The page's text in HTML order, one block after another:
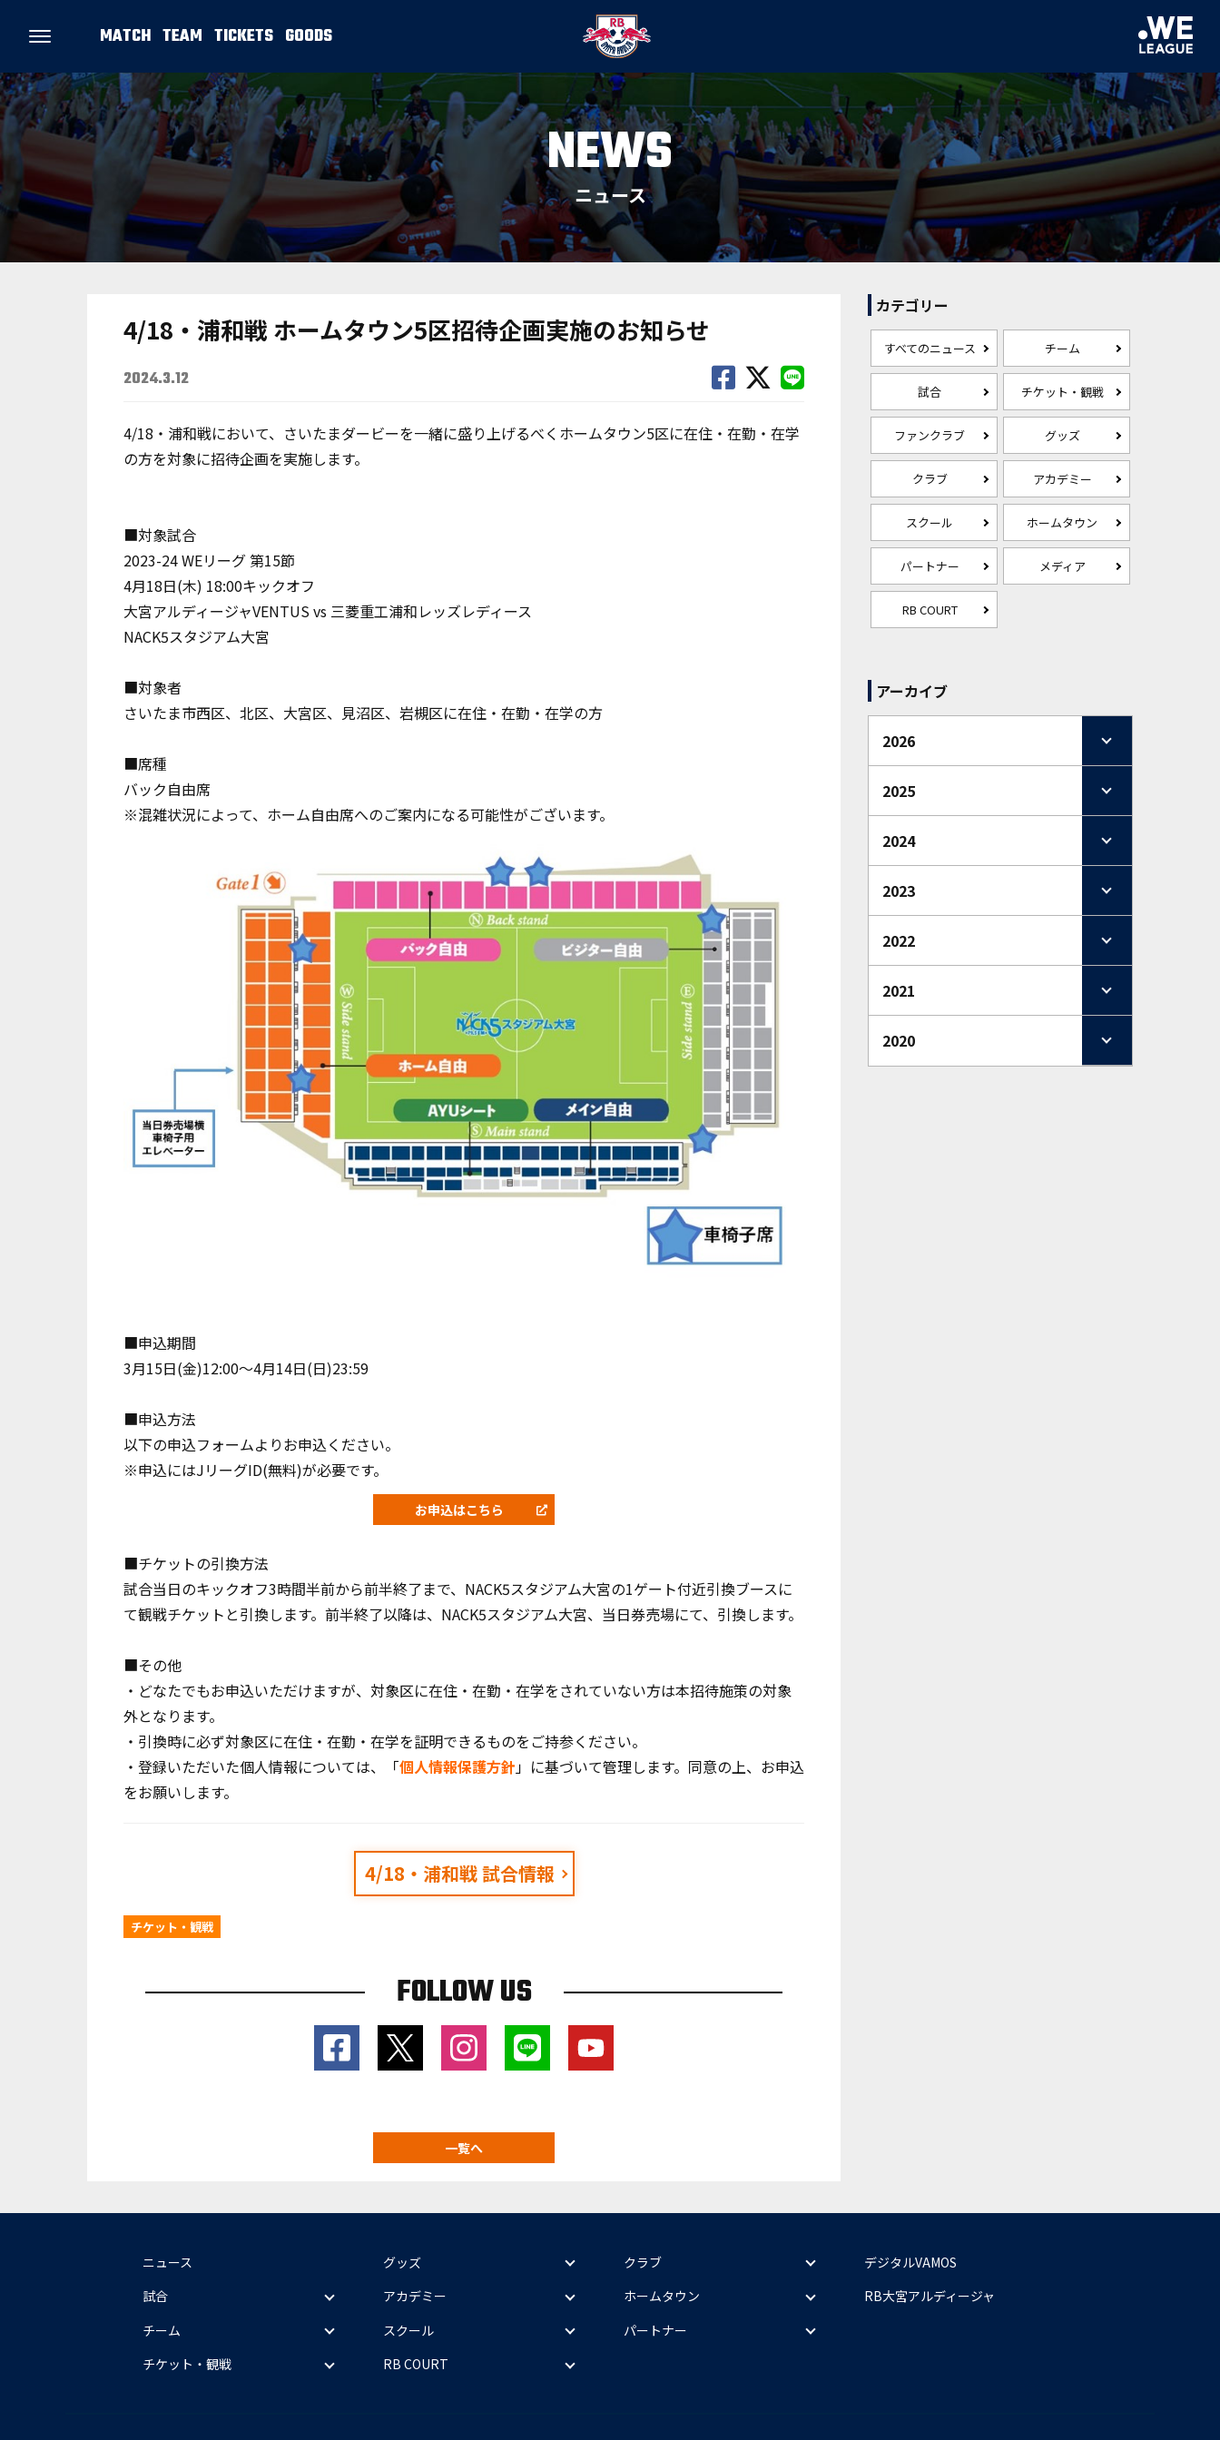
MATCH TEAM TICKETS GOODS
NEWS
ニュース
4/18・浦和戦 ホームタウン5区招待企画実施のお知らせ
2024.3.12
4/18・浦和戦において、さいたまダービーを一緒に盛り上げるべくホームタウン5区に在住・在勤・在学
の方を対象に招待企画を実施します。
■対象試合
2023-24 WEリーグ 第15節
4月18日(木) 18:00キックオフ
大宮アルディージャVENTUS vs 三菱重工浦和レッズレディース
NACK5スタジアム大宮
■対象者
さいたま市西区、北区、大宮区、見沼区、岩槻区に在住・在勤・在学の方
■席種
バック自由席
※混雑状況によって、ホーム自由席へのご案内になる可能性がございます。
■申込期間
3月15日(金)12:00～4月14日(日)23:59
■申込方法
以下の申込フォームよりお申込ください。
※申込にはJリーグID(無料)が必要です。
お申込はこちら
■チケットの引換方法
試合当日のキックオフ3時間半前から前半終了まで、NACK5スタジアム大宮の1ゲート付近引換ブースに
て観戦チケットと引換します。前半終了以降は、NACK5スタジアム大宮、当日券売場にて、引換します。
■その他
・どなたでもお申込いただけますが、対象区に在住・在勤・在学をされていない方は本招待施策の対象
外となります。
・引換時に必ず対象区に在住・在勤・在学を証明できるものをご持参ください。
・登録いただいた個人情報については、「個人情報保護方針」に基づいて管理します。同意の上、お申込
をお願いします。
4/18・浦和戦 試合情報
チケット・観戦
FOLLOW US
一覧へ
カテゴリー
すべてのニュース チーム
試合 チケット・観戦
ファンクラブ グッズ
クラブ アカデミー
スクール ホームタウン
パートナー メディア
RB COURT
アーカイブ
2026
2025
2024
2023
2022
2021
2020
ニュース
試合
チーム
チケット・観戦
グッズ
アカデミー
スクール
RB COURT
クラブ
ホームタウン
パートナー
デジタルVAMOS
RB大宮アルディージャ